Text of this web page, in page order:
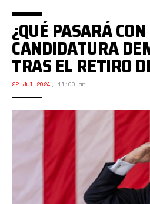
¿QUÉ PASARÁ
CANDIDATURA
TRAS EL RETIRO
22 Jul 2024 , 11:00 am.